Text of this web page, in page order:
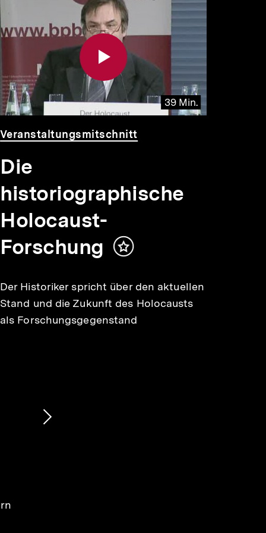
39 Min.
Video
Dauer
39
Min.
Veranstaltungsmitschnitt
Die
historiographische
Holocaust-
Forschung
Inhalt
Der Historiker spricht über den aktuellen
Stand und die Zukunft des Holocausts
als Forschungsgegenstand
Nächsten